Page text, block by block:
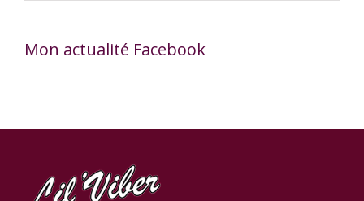
Mon actualité Facebook